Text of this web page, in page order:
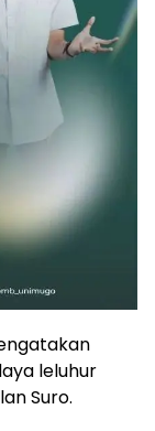
leluhur
Suro.